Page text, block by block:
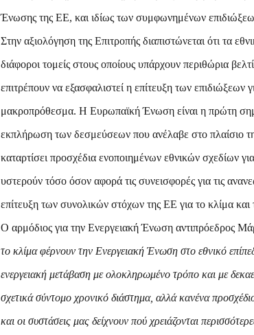
Ένωσης της ΕΕ, και ιδίως των συμφωνημένων
Στην αξιολόγηση της Επιτροπής διαπιστώνεται ότι τα
διάφοροι τομείς στους οποίους υπάρχουν περιθώρια
επιτρέπουν να εξασφαλιστεί η επίτευξη των επιδιώξεων
μακροπρόθεσμα. Η Ευρωπαϊκή Ένωση είναι η πρώτη
εκπλήρωση των δεσμεύσεων που ανέλαβε στο πλαίσιο
καταρτίσει προσχέδια ενοποιημένων εθνικών σχεδίων
υστερούν τόσο όσον αφορά τις συνεισφορές για τις
επίτευξη των συνολικών στόχων της ΕΕ για το κλίμα και
Ο αρμόδιος για την Ενεργειακή Ένωση αντιπρόεδρος
το κλίμα φέρνουν την Ενεργειακή Ένωση στο εθνικό
ενεργειακή μετάβαση με ολοκληρωμένο τρόπο και με
σχετικά σύντομο χρονικό διάστημα, αλλά κανένα
και οι συστάσεις μας δείχνουν πού χρειάζονται